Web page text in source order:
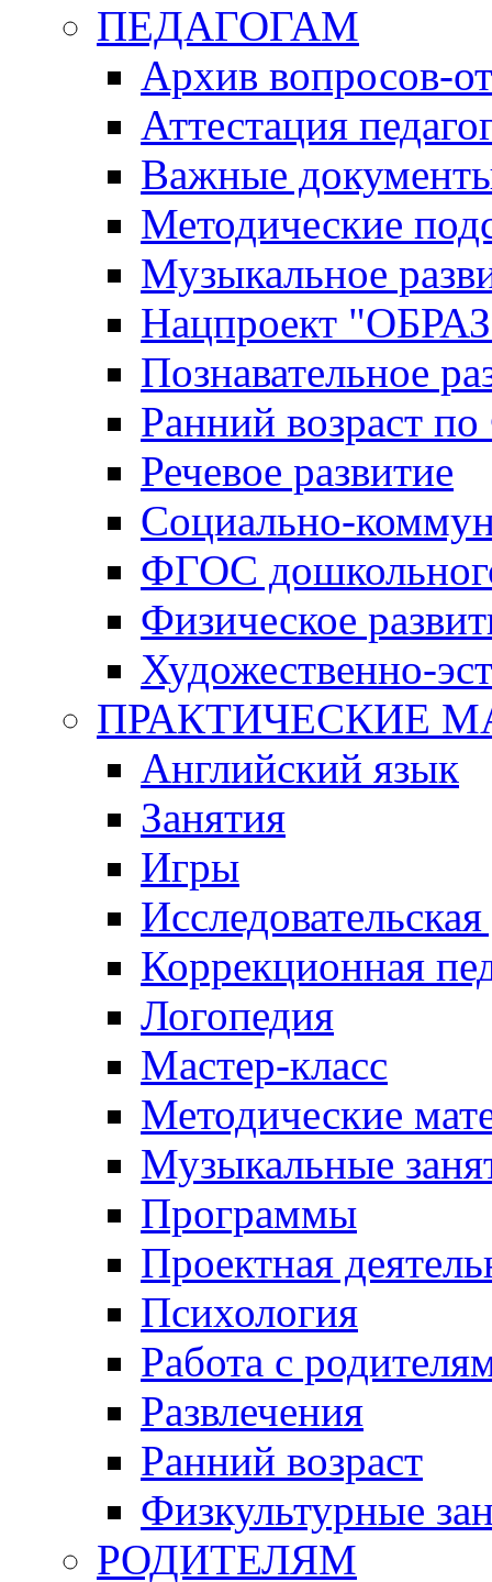
ПЕДАГОГАМ
Архив вопросов-
Аттестация
Важные
Методические
Музыкальное
Нацпроект
Познавательное
Ранний возраст
Речевое развитие
Социально-
ФГОС
Физическое
Художественно-
ПРАКТИЧЕСКИЕ
Английский язык
Занятия
Игры
Коррекционная
Логопедия
Мастер-класс
Методические
Музыкальные
Программы
Проектная
Психология
Работа с
Развлечения
Ранний возраст
Физкультурные
РОДИТЕЛЯМ